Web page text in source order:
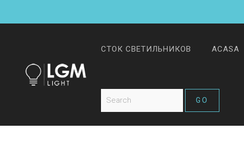
СТОК СВЕТИЛЬНИКОВ ACASA